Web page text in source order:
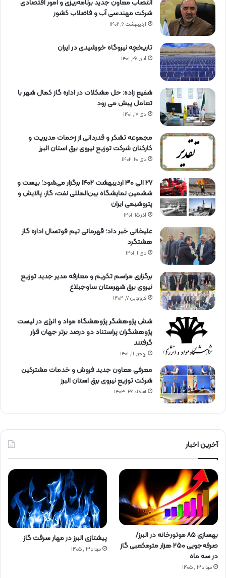
انتصاب معاون جدید برنامه‌ریزی و امور اقتصادی
شرکت مهندسی آب و فاضلاب کشور
اردیبهشت ۶, ۱۴۰۲
تاریخچه نیروگاه خورشیدی در ایران
آبان ۲۶, ۱۴۰۱
شفیع زاده: حل مشکلات در اداره گاز کمال شهر با
تعامل پیش می رود
دی ۱۷, ۱۴۰۱
مجموعه تشکر و قدردانی از زحمات مدیریت و
کارکنان شرکت توزیع نیروی برق استان البرز
دی ۲۰, ۱۴۰۲
27 الی 30 اردیبهشت 1402 برگزار می‌شود؛ بیست و
ششمین نمایشگاه بین‌المللی نفت، گاز، پالایش و
پتروشیمی ایران
آذر ۱۵, ۱۴۰۱
علیخانی خبر داد؛ قهرمانی تیم فوتسال اداره گاز
هشتگرد
دی ۱, ۱۴۰۱
برگزاری مراسم تكریم و معارفه مدیر جدید توزیع
نیروی برق شهرستان ساوجبلاغ
فروردین ۷, ۱۴۰۴
شش پژوهشگر پژوهشگاه مواد و انرژی در لیست
پژوهشگران پراستناد دو درصد برتر جهان قرار
گرفتند
بهمن ۱۱, ۱۴۰۱
معرفی معاون جدید فروش و خدمات مشتركین
شركت توزیع نیروی برق استان البرز
اسفند ۲۶, ۱۴۰۳
آخرین اخبار
بهسازی ۸۵ موتورخانه در البرز/
صرفه‌جویی ۲۵۰ هزار مترمکعبی گاز
در سه ماه
مرداد ۱۳, ۱۴۰۵
پیشتازی البرز در مهار سرقت گاز
مرداد ۱۳, ۱۴۰۵